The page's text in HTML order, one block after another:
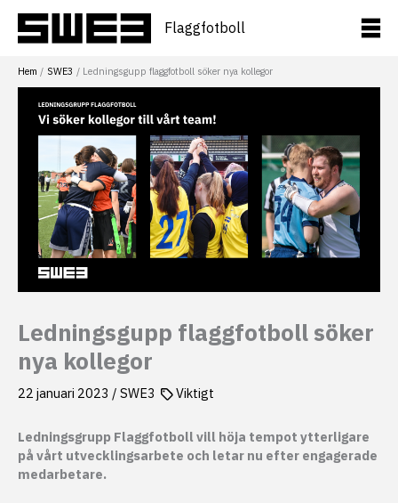
innehåll
Flaggfotboll
Hem SWE3 Ledningsgupp flaggfotboll söker nya kollegor
Ledningsgupp flaggfotboll söker
nya kollegor
22 januari 2023 / SWE3 Viktigt
Ledningsgrupp Flaggfotboll vill höja tempot ytterligare
på vårt utvecklingsarbete och letar nu efter engagerade
medarbetare.